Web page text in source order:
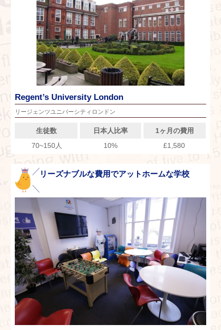
Regent’s University London
リージェンツユニバーシティロンドン
生徒数 日本人比率
1ヶ月の費用
70~150人
10% £1,580
リーズナブルな費用でアットホームな学校